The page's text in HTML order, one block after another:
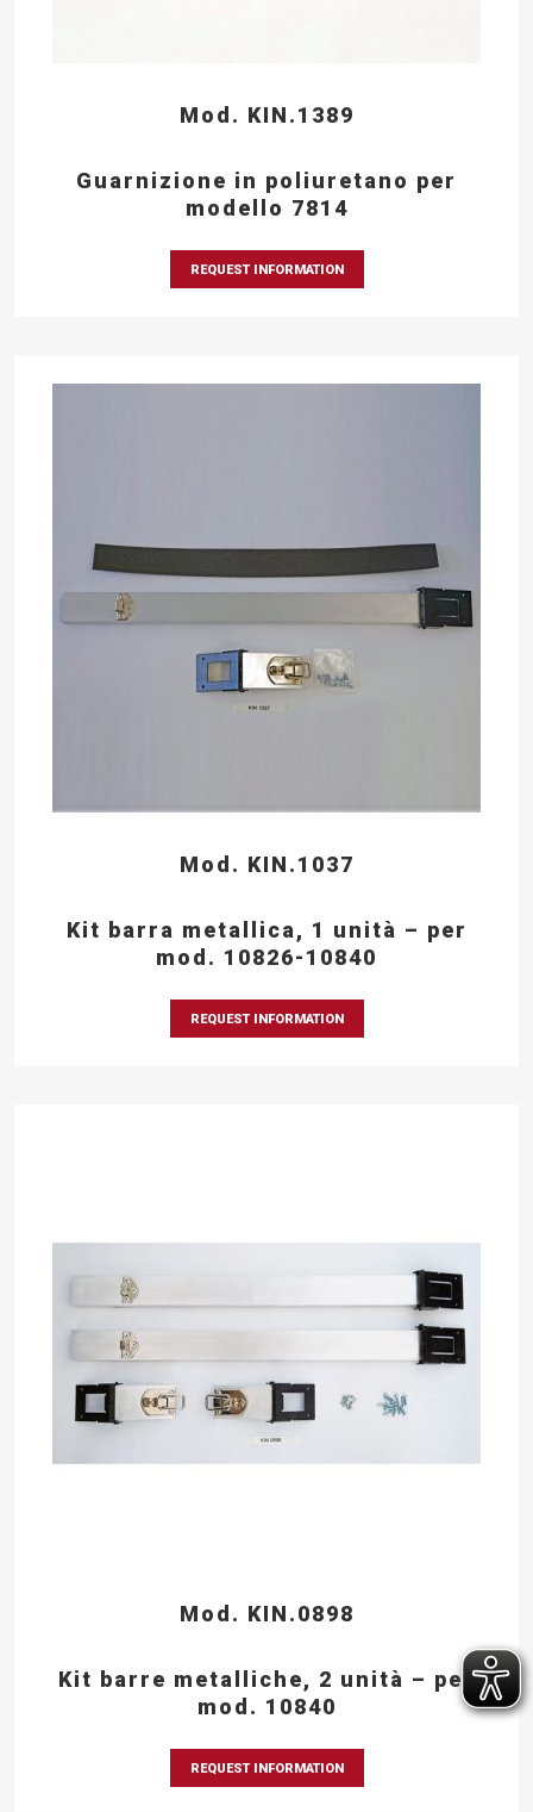
Mod. KIN.1389
Guarnizione in poliuretano per
modello 7814
REQUEST INFORMATION
Mod. KIN.1037
Kit barra metallica, 1 unità – per
mod. 10826-10840
REQUEST INFORMATION
Mod. KIN.0898
Kit barre metalliche, 2 unità – per
mod. 10840
REQUEST INFORMATION